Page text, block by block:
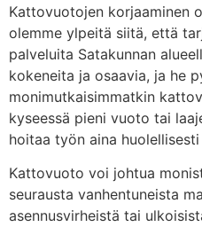
Kattovuotojen korjaaminen
olemme ylpeitä siitä, että
palveluita Satakunnan
kokeneita ja osaavia, ja he
monimutkaisimmatkin
kyseessä pieni vuoto tai
hoitaa työn aina
Kattovuoto voi johtua
seurausta vanhentuneista
asennusvirheistä tai